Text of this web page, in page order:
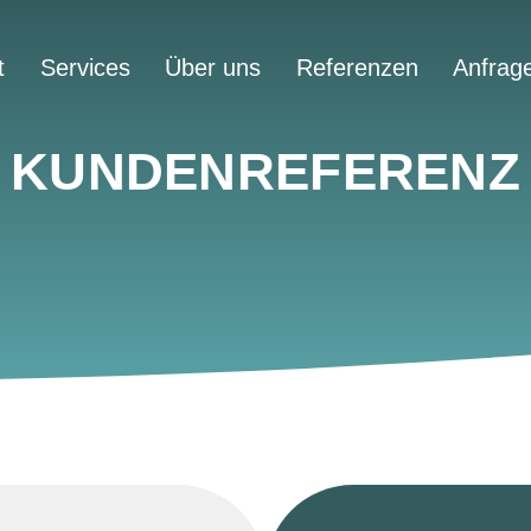
Services Über uns Referenzen
KUNDEN­REFERENZ